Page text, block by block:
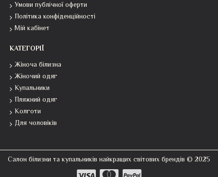
Умови публічної оферти
Політика конфіденційності
Мій кабінет
КАТЕГОРІЇ
Жіноча білизна
Жіночий одяг
Купальники
Пляжний одяг
Колготи
Для чоловіків
Салон білизни та купальників найкращих світових брендів © 2025